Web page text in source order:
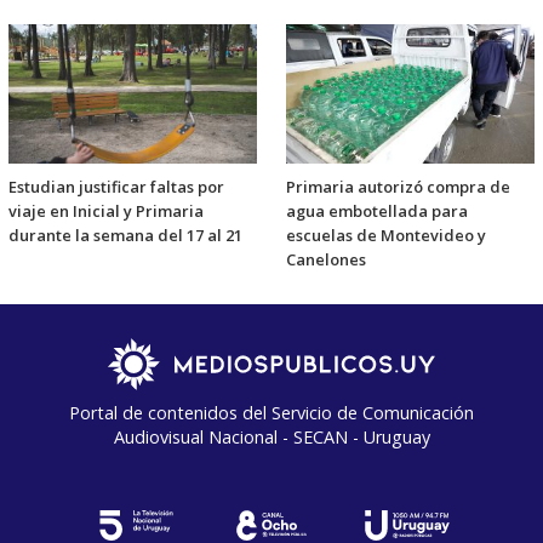
Estudian justificar faltas por
viaje en Inicial y Primaria
durante la semana del 17 al 21
Primaria autorizó compra de
agua embotellada para
escuelas de Montevideo y
Canelones
Portal de contenidos del Servicio de Comunicación
Audiovisual Nacional - SECAN - Uruguay